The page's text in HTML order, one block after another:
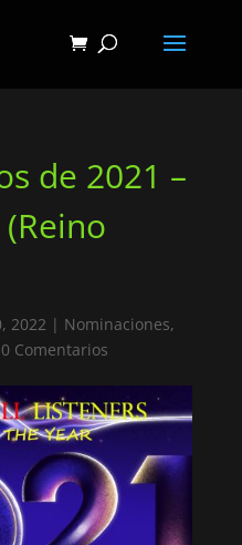
de 2021 –
2022 | Nominaciones,
0 Comentarios